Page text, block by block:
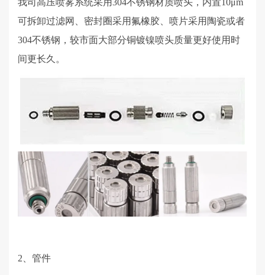
可拆卸过滤网、密封圈采用氟橡胶、喷片采用陶瓷或者
304不锈钢，较市面大部分铜镀镍喷头质量更好使用时
间更长久。
2、管件